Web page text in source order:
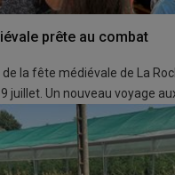
prête au combat
de la fête médiévale de La
juillet. Un nouveau voyage